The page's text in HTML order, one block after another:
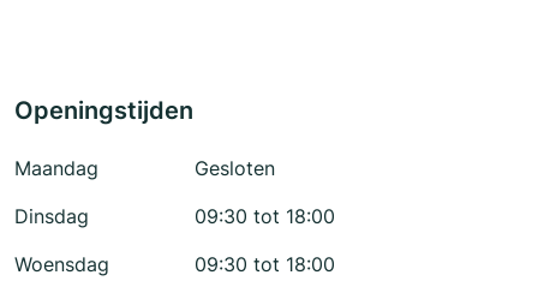
Openingstijden
Maandag
Gesloten
Dinsdag
09:30 tot 18:00
Woensdag
09:30 tot 18:00